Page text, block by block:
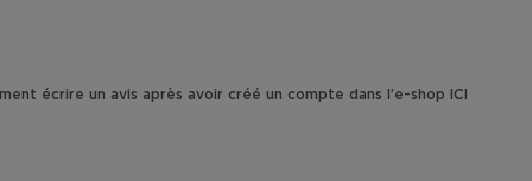
écrire un avis après avoir créé un compte dans l’e-shop ICI